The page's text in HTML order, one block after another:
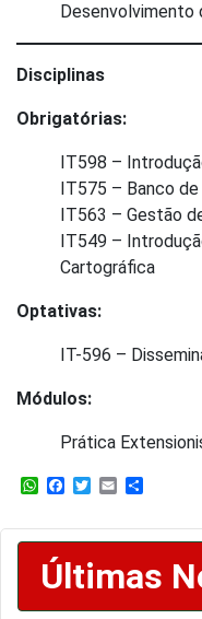
Desenvolvimento
Disciplinas
Obrigatórias:
IT598 –
IT575 – Banco
IT563 – Gestão
IT549 –
Cartográfica
Optativas:
IT-596 –
Módulos:
Prática
WhatsApp
Facebook
Twitter
Email
Últimas